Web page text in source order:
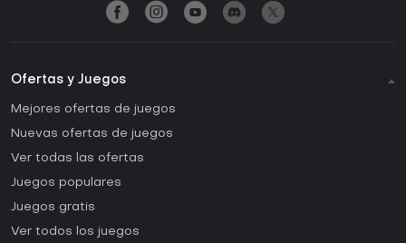
Ofertas y Juegos
Mejores ofertas de juegos
Nuevas ofertas de juegos
Ver todas las ofertas
Juegos populares
Juegos gratis
Ver todos los juegos